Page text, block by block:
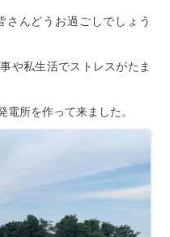
さんどうお過ごしでしょう
や私生活でストレスがたま
所を作って来ました。